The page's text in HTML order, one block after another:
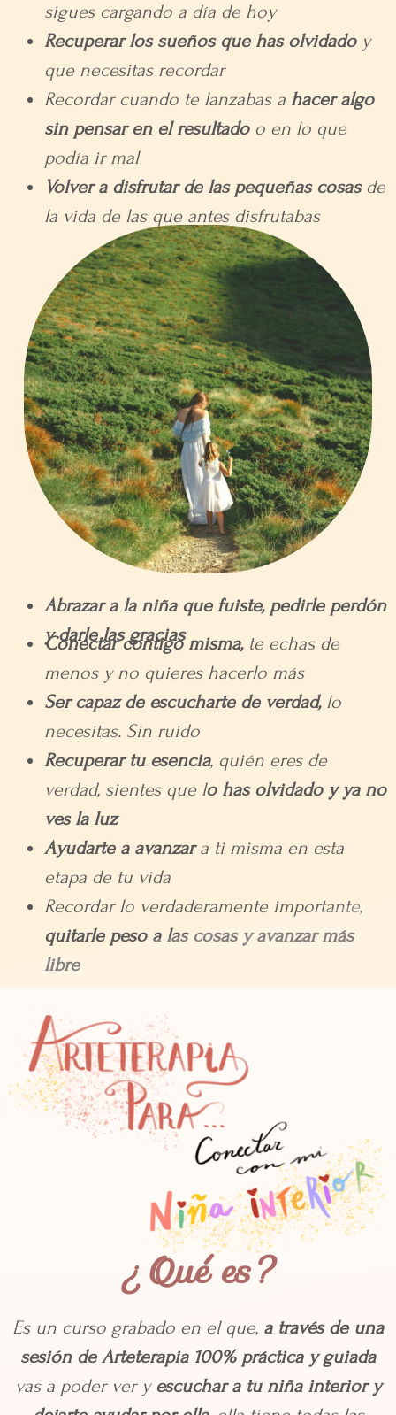
sigues cargando a día de hoy
Recuperar los sueños que has olvidadoy
que necesitas recordar
Recordar cuando te lanzabas a hacer algo
sin pensar en el resultado o en lo que
podía ir mal
Volver a disfrutar de las pequeñas cosasde
la vida de las que antes disfrutabas
Abrazar a la niña que fuiste, pedirle perdón
y darle las gracias
Conectar contigo misma,te echas de
menos y no quieres hacerlo más
Ser capaz de escucharte de verdad,lo
necesitas. Sin ruido
Recuperar tu esencia, quién eres de
verdad, sientes que lo has olvidado y ya no
ves la luz
Ayudarte a avanzara ti misma en esta
etapa de tu vida
Recordar lo verdaderamente importante,
quitarle peso a las cosas y avanzar más
libre
¿Qué es?
Es un curso grabado en el que, a través de una
sesión de Arteterapia 100% práctica y guiada
vas a poder ver y escuchar a tu niña interior y